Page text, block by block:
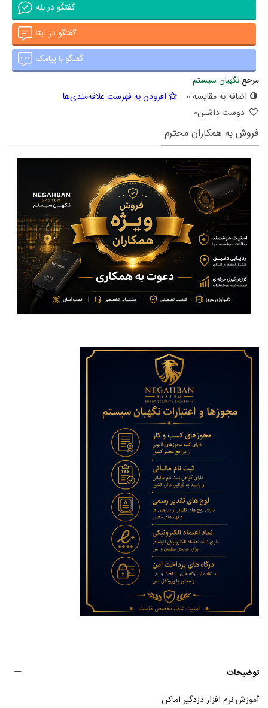
گفتگو در بله
گفتگو در ایتا
گفتگو با پیامک
مرجع:نگهبان سیستم
اضافه به مقایسه0
افزودن به فهرست علاقه‌مندی‌ها
دوست داشتن0
فروش به همکاران محترم
توضیحات
آموزش نرم افزار دزدگیر اماکن